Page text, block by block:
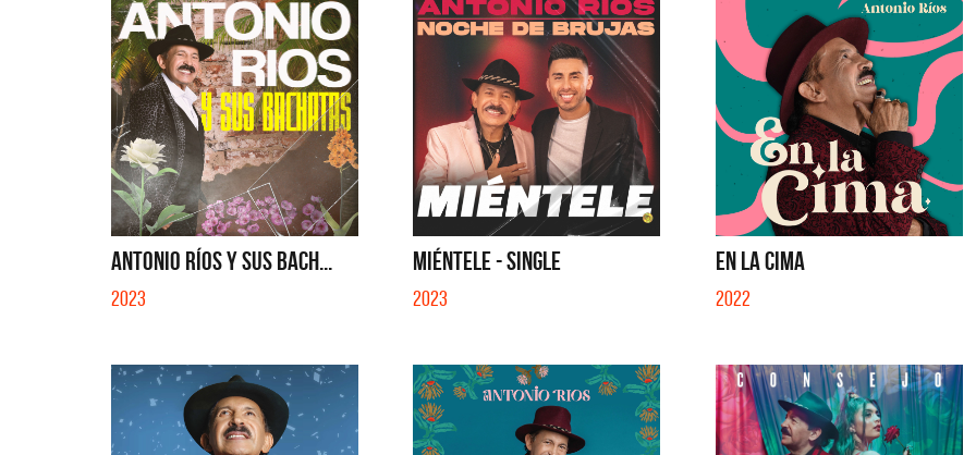
ANTONIO RÍOS Y SUS BACH...
2023
MIÉNTELE - SINGLE
2023
EN LA CIMA
2022
QUE NO SE MUELA LA MUELA - SINGLE TE VI - SINGLE